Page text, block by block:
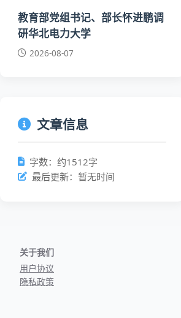
教育部党组书记、部长怀进鹏调
研华北电力大学
2026-08-07
文章信息
字数：约1512字
最后更新：暂无时间
关于我们
用户协议
隐私政策